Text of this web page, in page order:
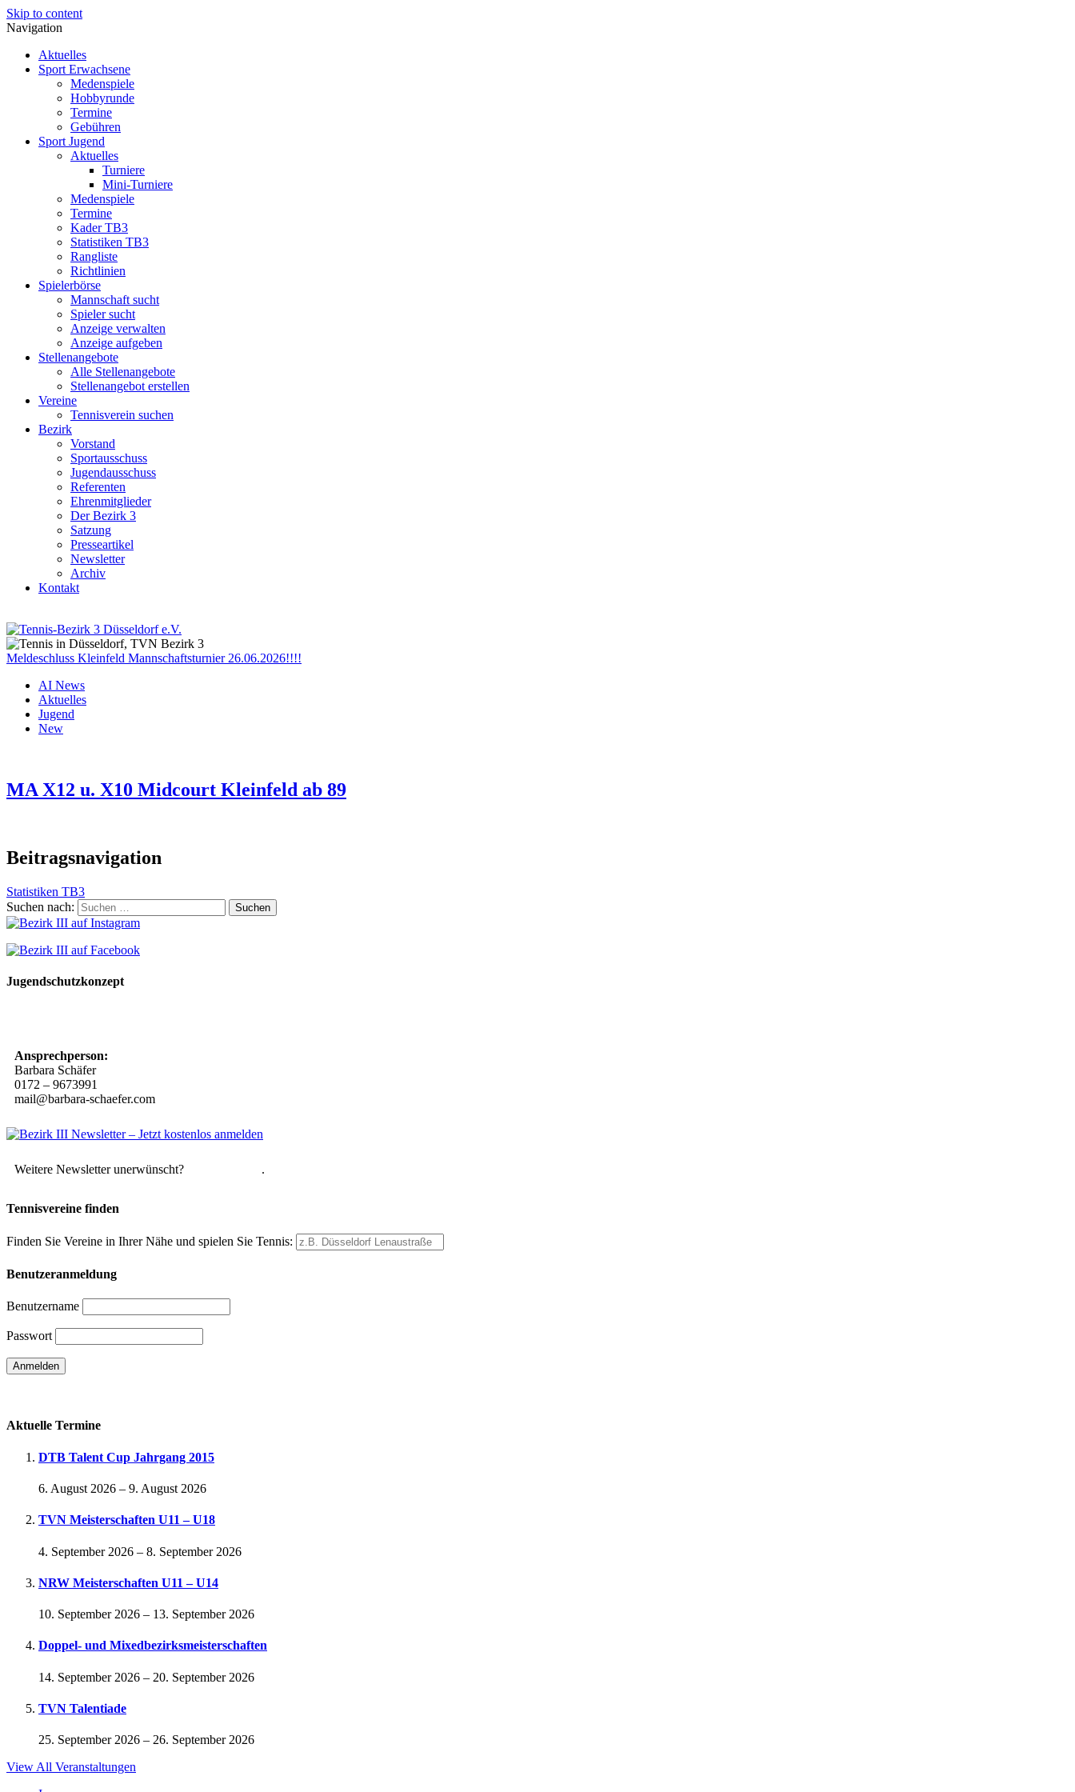
Skip to content
Navigation
Aktuelles
Sport Erwachsene
Medenspiele
Hobbyrunde
Termine
Gebühren
Sport Jugend
Aktuelles
Turniere
Mini-Turniere
Medenspiele
Termine
Kader TB3
Statistiken TB3
Rangliste
Richtlinien
Spielerbörse
Mannschaft sucht
Spieler sucht
Anzeige verwalten
Anzeige aufgeben
Stellenangebote
Alle Stellenangebote
Stellenangebot erstellen
Vereine
Tennisverein suchen
Bezirk
Vorstand
Sportausschuss
Jugendausschuss
Referenten
Ehrenmitglieder
Der Bezirk 3
Satzung
Presseartikel
Newsletter
Archiv
Kontakt
Meldeschluss Kleinfeld Mannschaftsturnier 26.06.2026!!!!
AI News
Aktuelles
Jugend
New
MA X12 u. X10 Midcourt Kleinfeld ab 89
Beitragsnavigation
Statistiken TB3
Suchen nach:
Jugendschutzkonzept
Ansprechperson:
Barbara Schäfer
0172 – 9673991
mail@barbara-schaefer.com
Weitere Newsletter unerwünscht? .
Tennisvereine finden
Finden Sie Vereine in Ihrer Nähe und spielen Sie Tennis:
Benutzeranmeldung
Benutzername
Passwort
Aktuelle Termine
DTB Talent Cup Jahrgang 2015
6. August 2026 – 9. August 2026
TVN Meisterschaften U11 – U18
4. September 2026 – 8. September 2026
NRW Meisterschaften U11 – U14
10. September 2026 – 13. September 2026
Doppel- und Mixedbezirksmeisterschaften
14. September 2026 – 20. September 2026
TVN Talentiade
25. September 2026 – 26. September 2026
View All Veranstaltungen